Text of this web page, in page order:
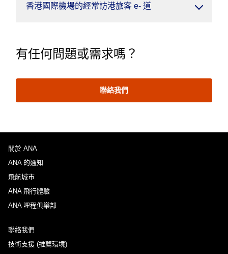
香港國際機場的經常訪港旅客 e- 道
有任何問題或需求嗎？
聯絡我們
關於 ANA
ANA 的通知
飛航城市
ANA 飛行體驗
ANA 哩程俱樂部
聯絡我們
技術支援 (推薦環境)